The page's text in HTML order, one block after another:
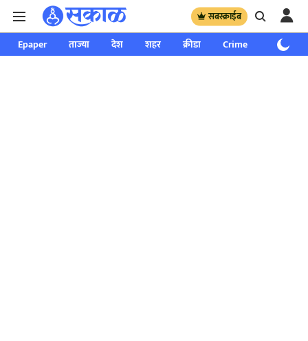
सबस्क्राईब
Epaper ताज्या देश शहर क्रीडा Crime साप्ताहिक